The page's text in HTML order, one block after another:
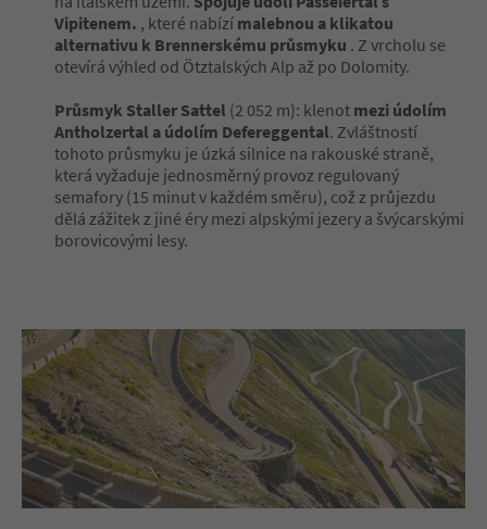
Vipitenem. , které nabízí malebnou a klikatou
alternativu k Brennerskému průsmyku . Z vrcholu se
otevírá výhled od Ötztalských Alp až po Dolomity.
Průsmyk Staller Sattel (2 052 m): klenot mezi údolím
Antholzertal a údolím Defereggental. Zvláštností
tohoto průsmyku je úzká silnice na rakouské straně,
která vyžaduje jednosměrný provoz regulovaný
semafory (15 minut v každém směru), což z průjezdu
dělá zážitek z jiné éry mezi alpskými jezery a švýcarskými
borovicovými lesy.